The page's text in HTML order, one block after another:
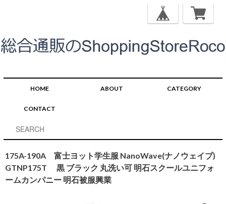
HOME ABOUT CATEGORY
CONTACT
175A-190A 富士ヨット学生服 NanoWave(ナノウェイブ)
GTNP175T 黒 ブラック 丸洗い可 明石スクールユニフォ
ームカンパニー 明石被服興業